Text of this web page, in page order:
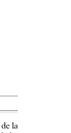
de la